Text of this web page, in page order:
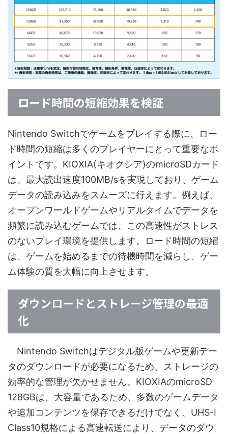
ロード時間の短縮効果を検証
Nintendo Switchでゲームをプレイする際に、ロー
ド時間の短縮は多くのプレイヤーにとって重要なポ
イントです。KIOXIA(キオクシア)のmicroSDカード
は、最大読出速度100MB/sを実現しており、ゲーム
データの読み込みをスムーズに行えます。例えば、
オープンワールドゲームやリアルタイムでデータを
頻繁に読み込むゲームでは、この高速性がストレス
のないプレイ環境を提供します。ロード時間の短縮
は、ゲームを始めるまでの待機時間を減らし、ゲー
ム体験の質を大幅に向上させます。
ダウンロードとストレージ管理の最適
化
Nintendo Switchはデジタル版ゲームや更新デー
タのダウンロードが必要になるため、ストレージの
効率的な管理が欠かせません。KIOXIAのmicroSD
128GBは、大容量であるため、多数のゲームデータ
や追加コンテンツを保存できるだけでなく、UHS-I
Class10規格による高速転送により、データのダウ